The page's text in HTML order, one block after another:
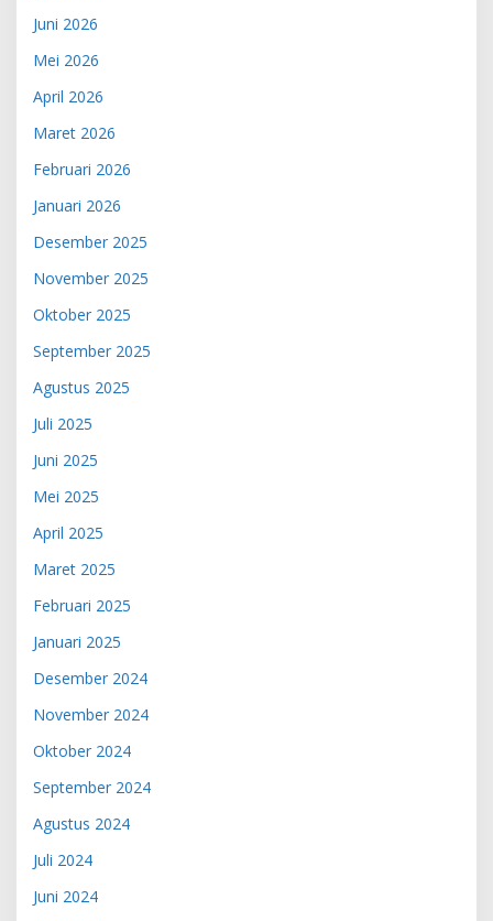
Juni 2026
Mei 2026
April 2026
Maret 2026
Februari 2026
Januari 2026
Desember 2025
November 2025
Oktober 2025
September 2025
Agustus 2025
Juli 2025
Juni 2025
Mei 2025
April 2025
Maret 2025
Februari 2025
Januari 2025
Desember 2024
November 2024
Oktober 2024
September 2024
Agustus 2024
Juli 2024
Juni 2024